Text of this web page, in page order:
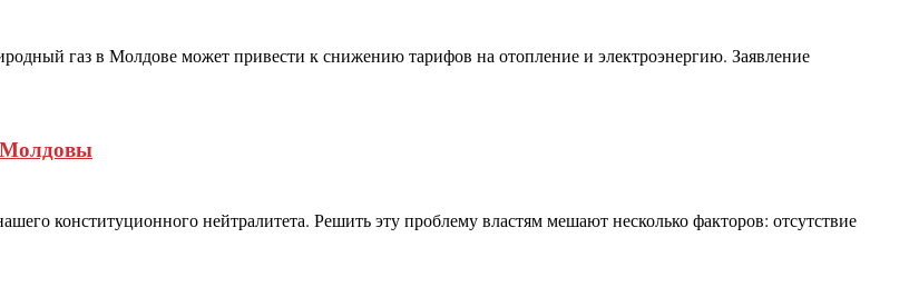
газ в Молдове может привести к снижению тарифов на отопление и электроэнергию. Заявление
Молдовы
конституционного нейтралитета. Решить эту проблему властям мешают несколько факторов: отсутствие